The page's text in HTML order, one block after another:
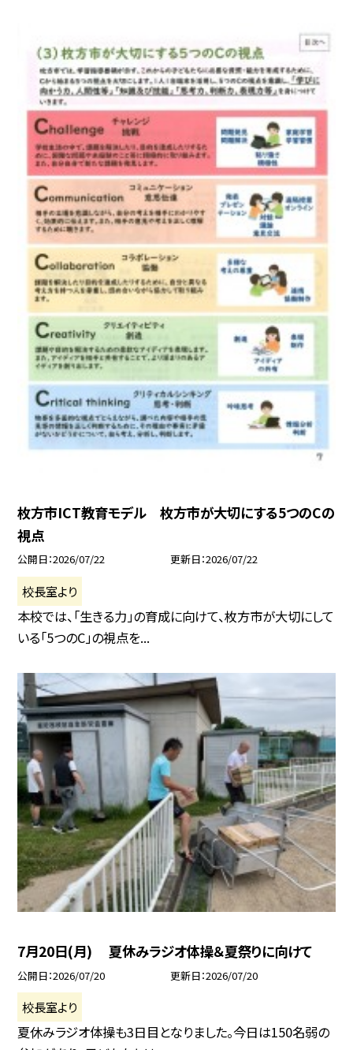
枚方市ICT教育モデル 枚方市が大切にする5つのCの
視点
公開日 2026/07/22 更新日 2026/07/22
校長室より
本校では、「生きる力」の育成に向けて、枚方市が大切にして
いる「5つのC」の視点を...
7月20日(月) 夏休みラジオ体操＆夏祭りに向けて
公開日 2026/07/20 更新日 2026/07/20
校長室より
夏休みラジオ体操も3日目となりました。今日は150名弱の